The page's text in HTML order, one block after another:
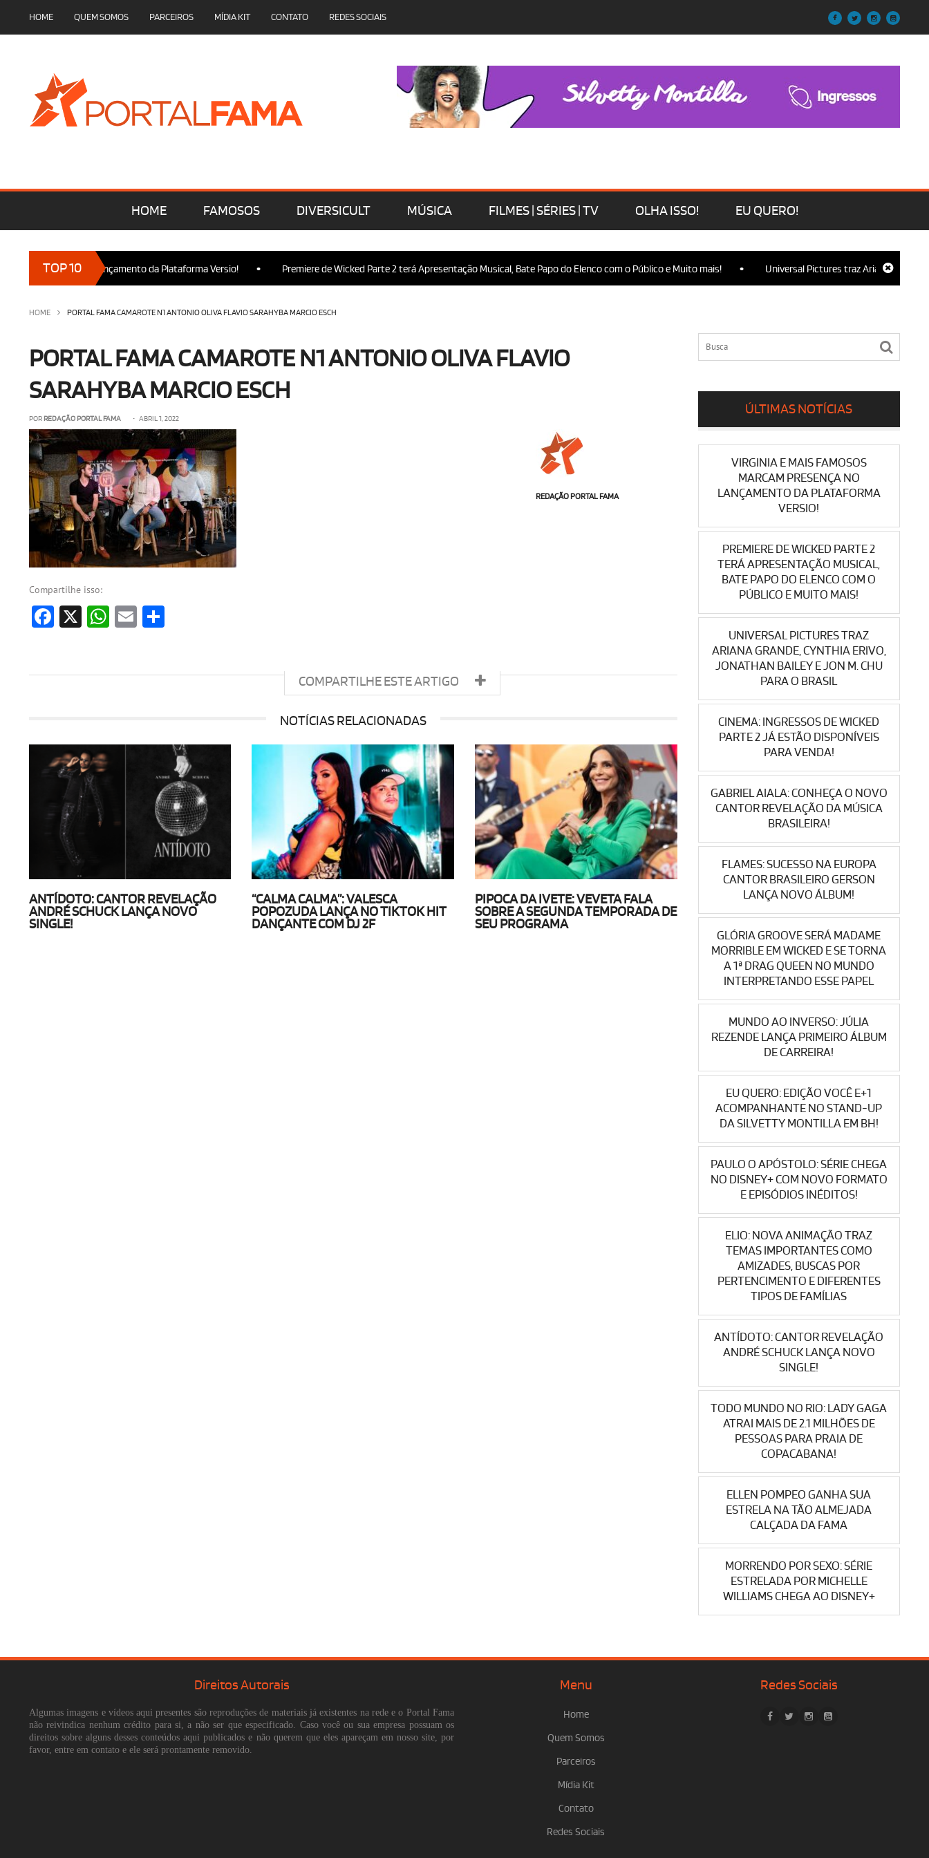
HOME QUEM SOMOS PARCEIROS MÍDIA KIT CONTATO REDES SOCIAIS
HOME FAMOSOS DIVERSICULT MÚSICA FILMES | SÉRIES | TV OLHA ISSO! EU QUERO!
TOP 10
presença no Lançamento da Plataforma Versio! • Premiere de Wicked Parte 2 terá Apresentação Musical, Bate Papo do Elenco com o Público e Muito mais! • Universal Pictures traz Ariana Grande,
HOME PORTAL FAMA CAMAROTE N1 ANTONIO OLIVA FLAVIO SARAHYBA MARCIO ESCH
PORTAL FAMA CAMAROTE N1 ANTONIO OLIVA FLAVIO
SARAHYBA MARCIO ESCH
POR REDAÇÃO PORTAL FAMA • ABRIL 1, 2022
REDAÇÃO PORTAL FAMA
Compartilhe isso:
Facebook
X WhatsApp
Email
COMPARTILHE ESTE ARTIGO
NOTÍCIAS RELACIONADAS
ANTÍDOTO: CANTOR REVELAÇÃO
ANDRÉ SCHUCK LANÇA NOVO
SINGLE!
“CALMA CALMA”: VALESCA
POPOZUDA LANÇA NO TIKTOK HIT
DANÇANTE COM DJ 2F
PIPOCA DA IVETE: VEVETA FALA
SOBRE A SEGUNDA TEMPORADA DE
SEU PROGRAMA
ÚLTIMAS NOTÍCIAS
VIRGINIA E MAIS FAMOSOS
MARCAM PRESENÇA NO
LANÇAMENTO DA PLATAFORMA
VERSIO!
PREMIERE DE WICKED PARTE 2
TERÁ APRESENTAÇÃO MUSICAL,
BATE PAPO DO ELENCO COM O
PÚBLICO E MUITO MAIS!
UNIVERSAL PICTURES TRAZ
ARIANA GRANDE, CYNTHIA ERIVO,
JONATHAN BAILEY E JON M. CHU
PARA O BRASIL
CINEMA: INGRESSOS DE WICKED
PARTE 2 JÁ ESTÃO DISPONÍVEIS
PARA VENDA!
GABRIEL AIALA: CONHEÇA O NOVO
CANTOR REVELAÇÃO DA MÚSICA
BRASILEIRA!
FLAMES: SUCESSO NA EUROPA
CANTOR BRASILEIRO GERSON
LANÇA NOVO ÁLBUM!
GLÓRIA GROOVE SERÁ MADAME
MORRIBLE EM WICKED E SE TORNA
A 1ª DRAG QUEEN NO MUNDO
INTERPRETANDO ESSE PAPEL
MUNDO AO INVERSO: JÚLIA
REZENDE LANÇA PRIMEIRO ÁLBUM
DE CARREIRA!
EU QUERO: EDIÇÃO VOCÊ E+1
ACOMPANHANTE NO STAND-UP
DA SILVETTY MONTILLA EM BH!
PAULO O APÓSTOLO: SÉRIE CHEGA
NO DISNEY+ COM NOVO FORMATO
E EPISÓDIOS INÉDITOS!
ELIO: NOVA ANIMAÇÃO TRAZ
TEMAS IMPORTANTES COMO
AMIZADES, BUSCAS POR
PERTENCIMENTO E DIFERENTES
TIPOS DE FAMÍLIAS
ANTÍDOTO: CANTOR REVELAÇÃO
ANDRÉ SCHUCK LANÇA NOVO
SINGLE!
TODO MUNDO NO RIO: LADY GAGA
ATRAI MAIS DE 2.1 MILHÕES DE
PESSOAS PARA PRAIA DE
COPACABANA!
ELLEN POMPEO GANHA SUA
ESTRELA NA TÃO ALMEJADA
CALÇADA DA FAMA
MORRENDO POR SEXO: SÉRIE
ESTRELADA POR MICHELLE
WILLIAMS CHEGA AO DISNEY+
Direitos Autorais
Algumas imagens e vídeos aqui presentes são reproduções de materiais já existentes na rede e o Portal Fama
não reivindica nenhum crédito para si, a não ser que especificado. Caso você ou sua empresa possuam os
direitos sobre alguns desses conteúdos aqui publicados e não querem que eles apareçam em nosso site, por
favor, entre em contato e ele será prontamente removido.
Menu
Home
Quem Somos
Parceiros
Mídia Kit
Contato
Redes Sociais
Redes Sociais